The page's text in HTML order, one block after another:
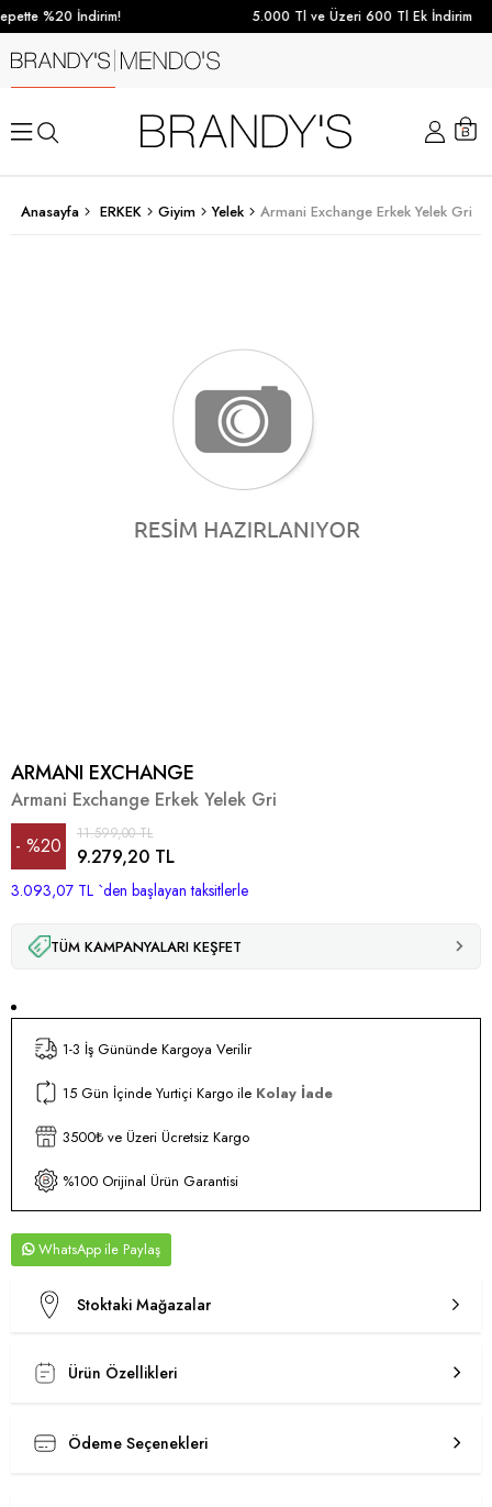
%20 İndirim! 5.000 Tl ve Üzeri 600 Tl Ek İndirim
Anasayfa ERKEK Giyim Yelek Armani Exchange Erkek Yelek Gri
ARMANI EXCHANGE
Armani Exchange Erkek Yelek Gri
%20
İndirim
11.599,00 TL
9.279,20 TL
3.093,07 TL `den başlayan taksitlerle
TÜM KAMPANYALARI KEŞFET
1-3 İş Gününde Kargoya Verilir
15 Gün İçinde Yurtiçi Kargo ile Kolay İade
3500₺ ve Üzeri Ücretsiz Kargo
%100 Orijinal Ürün Garantisi
WhatsApp
Stoktaki Mağazalar
Ürün Özellikleri
Ödeme Seçenekleri